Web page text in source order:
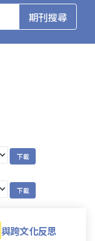
與跨文化反思